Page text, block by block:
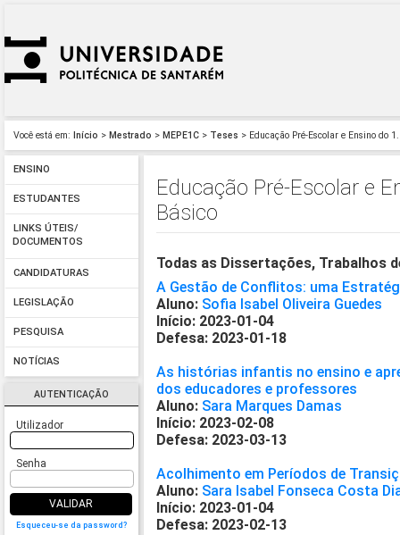
Você está em: Início > Mestrado > MEPE1C > Teses > Educação Pré-Escolar e Ensino do
ENSINO
ESTUDANTES
LINKS ÚTEIS/
DOCUMENTOS
CANDIDATURAS
LEGISLAÇÃO
PESQUISA
NOTÍCIAS
AUTENTICAÇÃO
Utilizador
Senha
VALIDAR
Esqueceu-se da password?
Educação Pré-Escolar e
Básico
Todas as Dissertações, Trabalhos
A Gestão de Conflitos: uma
Aluno: Sofia Isabel Oliveira Guedes
Início: 2023-01-04
Defesa: 2023-01-18
As histórias infantis no ensino e
dos educadores e professores
Aluno: Sara Marques Damas
Início: 2023-02-08
Defesa: 2023-03-13
Acolhimento em Períodos de
Aluno: Sara Isabel Fonseca Costa
Início: 2023-01-04
Defesa: 2023-02-13